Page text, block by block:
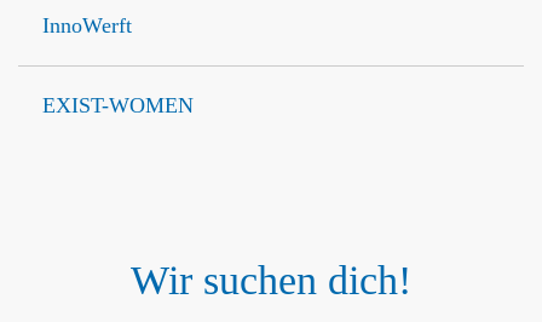
InnoWerft
EXIST-WOMEN
Wir suchen dich!